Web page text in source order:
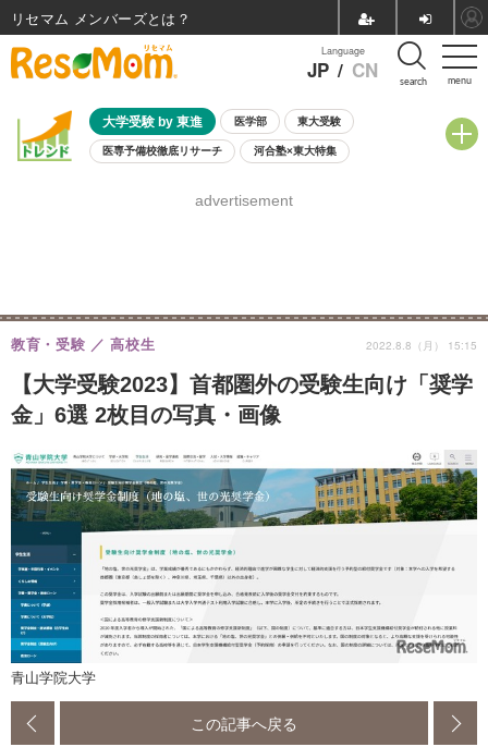
menu
Language
JP / CN search
大学受験 by 東進 医学部 東大受験
医専予備校徹底リサーチ 河合塾×東大特集
8月開催学校説明会・相談会
advertisement
【大学受験2023】首都圏外の受験生向け「奨学
金」6選 2枚目の写真・画像
教育・受験 高校生 2022.8.8（月） 15:15
青山学院大学
この記事へ戻る
リセマム メンバーズ